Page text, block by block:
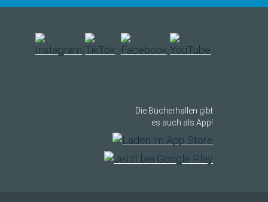
Die Bücherhallen gibt
es auch als App!